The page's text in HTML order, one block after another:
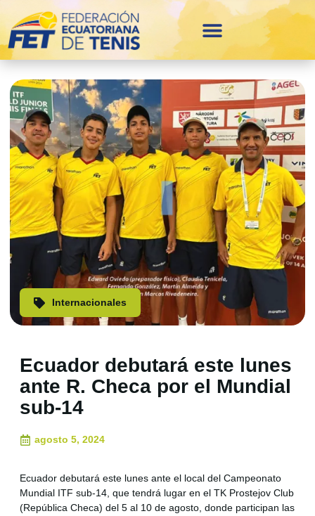
Internacionales
Ecuador debutará este lunes
ante R. Checa por el Mundial
sub-14
agosto 5, 2024
Ecuador debutará este lunes ante el local del Campeonato
Mundial ITF sub-14, que tendrá lugar en el TK Prostejov Club
(República Checa) del 5 al 10 de agosto, donde participan las